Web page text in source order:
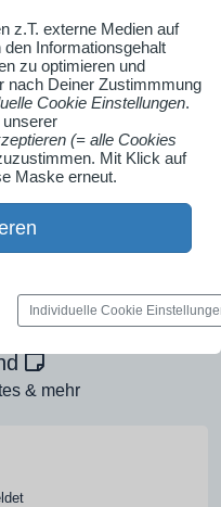
oder
für dein Unternehmen:
Video
& mehr
z.T. externe Medien auf
Informationsgehalt
zu optimieren und
nach Deiner Zustimmmung
Cookie Einstellungen.
(= alle Cookies
Mit Klick auf
Maske erneut.
Individuelle Cookie